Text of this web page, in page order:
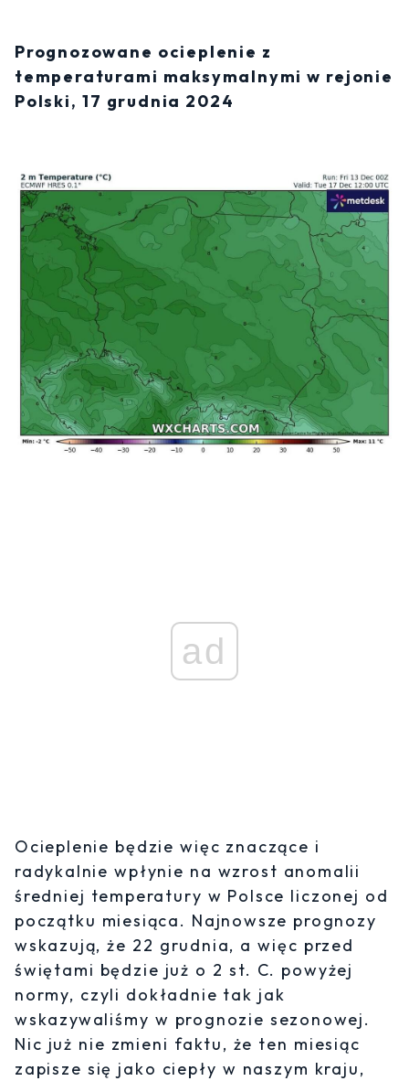
Prognozowane ocieplenie z
temperaturami maksymalnymi w rejonie
Polski, 17 grudnia 2024
ad
Ocieplenie będzie więc znaczące i
radykalnie wpłynie na wzrost anomalii
średniej temperatury w Polsce liczonej od
początku miesiąca. Najnowsze prognozy
wskazują, że 22 grudnia, a więc przed
świętami będzie już o 2 st. C. powyżej
normy, czyli dokładnie tak jak
wskazywaliśmy w prognozie sezonowej.
Nic już nie zmieni faktu, że ten miesiąc
zapisze się jako ciepły w naszym kraju,